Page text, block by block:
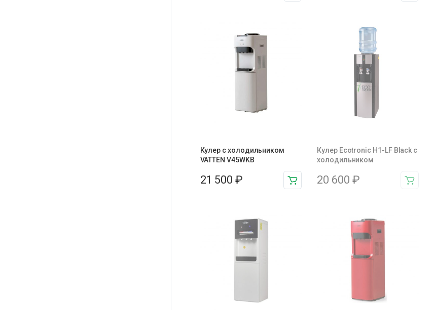
Кулер с холодильником
VATTEN V45WKB
21 500₽
Кулер Ecotronic H1-LF Black c
холодильником
20 600 ₽